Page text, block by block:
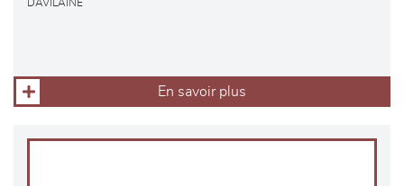
DAVILAINE
En savoir plus